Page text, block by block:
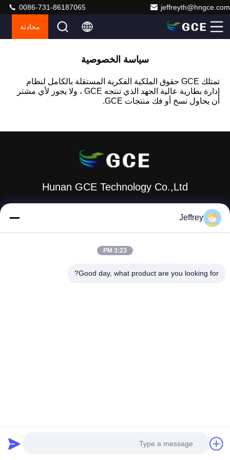
jeffreyth@hngce.com
0086-731-86187065
محادثة
سياسة الخصوصية
تمتلك GCE حقوق الملكية الفكرية المستقلة بالكامل لنظام
إدارة بطارية عالية الجهد الذي تنتجه GCE ، ولا يجوز لأي مشتر
أن يحاول نسخ أو فك منتجات GCE.
Hunan GCE Technology Co.,Ltd
المبنى B3، 602، مدينة العلوم والتكنولوجيا الجديدة، مقاطعة
Jeffrey
3:23 PM
Good day, what product are you looking for?